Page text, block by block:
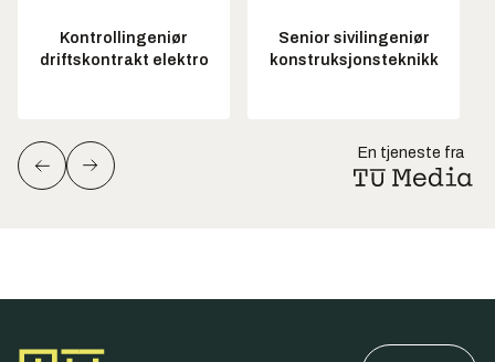
Kontrollingeniør
driftskontrakt elektro
Senior sivilingeniør
konstruksjonsteknikk
En tjeneste fra